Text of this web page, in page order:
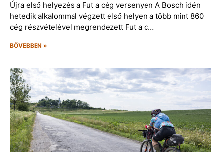
Újra első helyezés a Fut a cég versenyen A Bosch idén
hetedik alkalommal végzett első helyen a több mint 860
cég részvételével megrendezett Fut a c…
BŐVEBBEN »